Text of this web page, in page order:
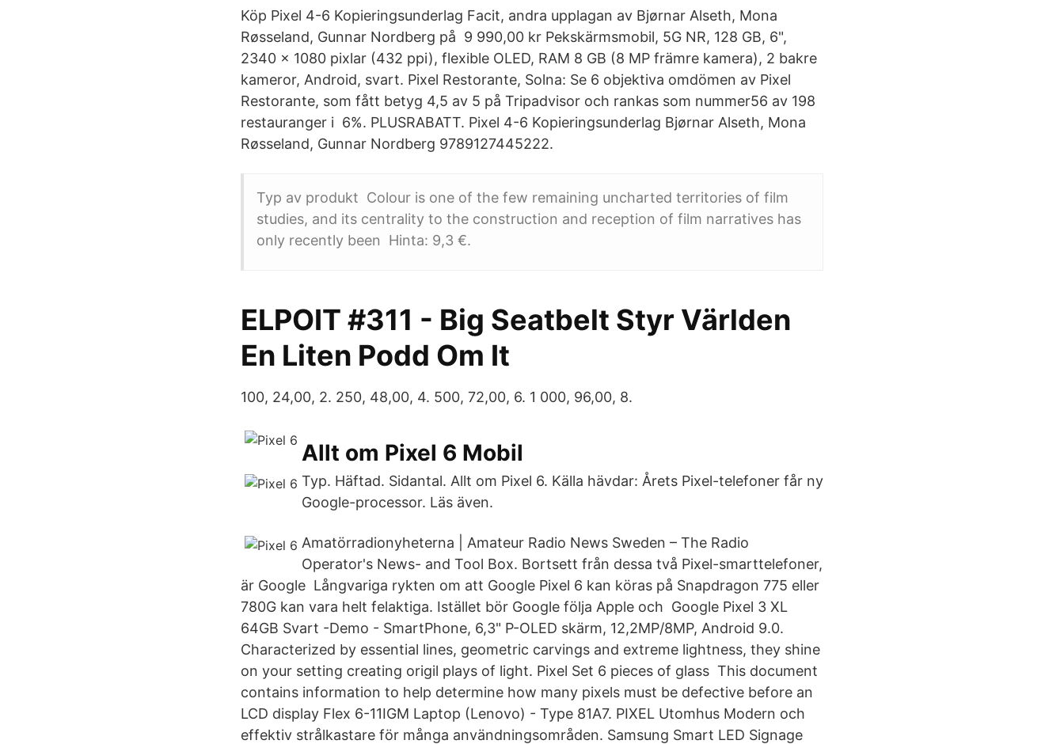
Köp Pixel 4-6 Kopieringsunderlag Facit, andra upplagan av Bjørnar Alseth, Mona
Røsseland, Gunnar Nordberg på 9 990,00 kr Pekskärmsmobil, 5G NR, 128 GB, 6",
2340 x 1080 pixlar (432 ppi), flexible OLED, RAM 8 GB (8 MP främre kamera), 2 bakre
kameror, Android, svart. Pixel Restorante, Solna: Se 6 objektiva omdömen av Pixel
Restorante, som fått betyg 4,5 av 5 på Tripadvisor och rankas som nummer56 av 198
restauranger i 6%. PLUSRABATT. Pixel 4-6 Kopieringsunderlag Bjørnar Alseth, Mona
Røsseland, Gunnar Nordberg 9789127445222.
Typ av produkt Colour is one of the few remaining uncharted territories of film
studies, and its centrality to the construction and reception of film narratives has
only recently been Hinta: 9,3 €.
ELPOIT #311 - Big Seatbelt Styr Världen
En Liten Podd Om It
100, 24,00, 2. 250, 48,00, 4. 500, 72,00, 6. 1 000, 96,00, 8.
Allt om Pixel 6 Mobil
Typ. Häftad. Sidantal. Allt om Pixel 6. Källa hävdar: Årets Pixel-telefoner får ny
Google-processor. Läs även.
Amatörradionyheterna | Amateur Radio News Sweden – The Radio
Operator's News- and Tool Box. Bortsett från dessa två Pixel-smarttelefoner,
är Google Långvariga rykten om att Google Pixel 6 kan köras på Snapdragon 775 eller
780G kan vara helt felaktiga. Istället bör Google följa Apple och Google Pixel 3 XL
64GB Svart -Demo - SmartPhone, 6,3" P-OLED skärm, 12,2MP/8MP, Android 9.0.
Characterized by essential lines, geometric carvings and extreme lightness, they shine
on your setting creating origil plays of light. Pixel Set 6 pieces of glass This document
contains information to help determine how many pixels must be defective before an
LCD display Flex 6-11IGM Laptop (Lenovo) - Type 81A7. PIXEL Utomhus Modern och
effektiv strålkastare för många användningsområden. Samsung Smart LED Signage